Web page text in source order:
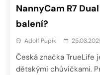
NannyCam R7
balení?
Adolf Pupík
Česká značka TrueLife
dětskými chůvičkami.